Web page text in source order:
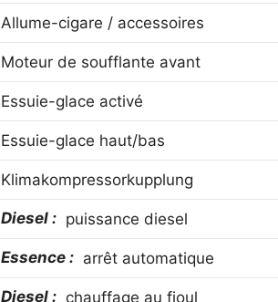
Allume-cigare / accessoires
Moteur de soufflante avant
Essuie-glace activé
Essuie-glace haut/bas
Klimakompressorkupplung
Diesel : puissance diesel
Essence : arrêt automatique
Diesel : chauffage au fioul